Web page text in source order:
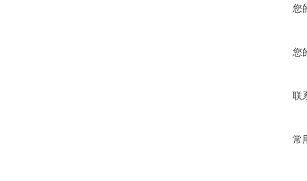
您
您
联
常